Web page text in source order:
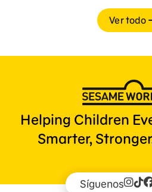
Ver todo
Helping Children
Smarter,
Síguenos